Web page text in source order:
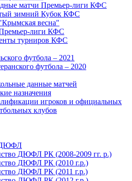
матчи Премьер-лиги КФС
зимний Кубок КФС
весна"
лиги КФС
турниров КФС
футбола – 2021
футбола – 2020
данные матчей
назначения
игроков и официальных
клубов
ДЮФЛ
ДЮФЛ РК (2008-2009 гг. р.)
ДЮФЛ РК (2010 г.р.)
ДЮФЛ РК (2011 г.р.)